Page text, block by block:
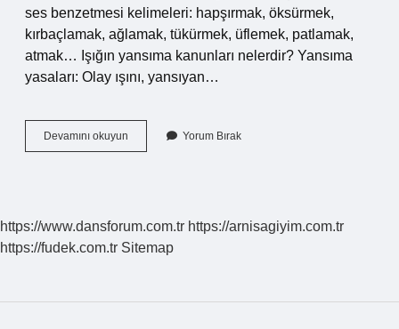
ses benzetmesi kelimeleri: hapşırmak, öksürmek,
kırbaçlamak, ağlamak, tükürmek, üflemek, patlamak,
atmak… Işığın yansıma kanunları nelerdir? Yansıma
yasaları: Olay ışını, yansıyan…
Devamını okuyun
Işıl
Yorum Bırak
https://www.dansforum.com.tr https://arnisagiyim.com.tr
https://fudek.com.tr Sitemap